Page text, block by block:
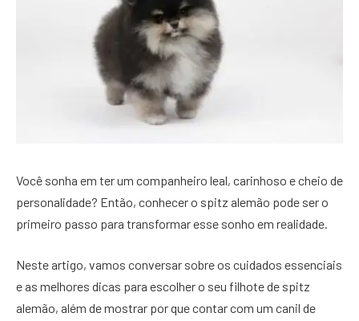
Você sonha em ter um companheiro leal, carinhoso e cheio de
personalidade? Então, conhecer o spitz alemão pode ser o
primeiro passo para transformar esse sonho em realidade.
Neste artigo, vamos conversar sobre os cuidados essenciais
e as melhores dicas para escolher o seu filhote de spitz
alemão, além de mostrar por que contar com um canil de